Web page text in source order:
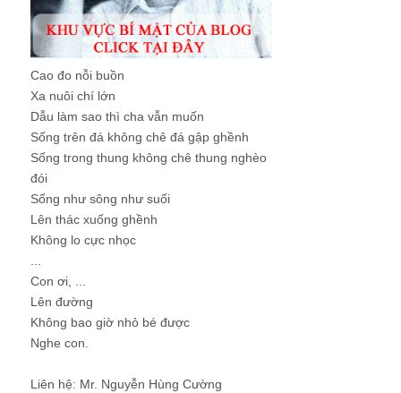
Cao đo nỗi buồn
Xa nuôi chí lớn
Dẫu làm sao thì cha vẫn muốn
Sống trên đá không chê đá gập ghềnh
Sống trong thung không chê thung nghèo
đói
Sống như sông như suối
Lên thác xuống ghềnh
Không lo cực nhọc
Con ơi, ...
Lên đường
Không bao giờ nhỏ bé được
Nghe con.
Liên hệ: Mr. Nguyễn Hùng Cường